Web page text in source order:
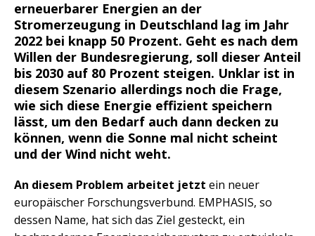
erneuerbarer Energien an der
Stromerzeugung in Deutschland lag im Jahr
2022 bei knapp 50 Prozent. Geht es nach dem
Willen der Bundesregierung, soll dieser Anteil
bis 2030 auf 80 Prozent steigen. Unklar ist in
diesem Szenario allerdings noch die Frage,
wie sich diese Energie effizient speichern
lässt, um den Bedarf auch dann decken zu
können, wenn die Sonne mal nicht scheint
und der Wind nicht weht.
An diesem Problem arbeitet jetzt ein neuer
europäischer Forschungsverbund. EMPHASIS, so
dessen Name, hat sich das Ziel gesteckt, ein